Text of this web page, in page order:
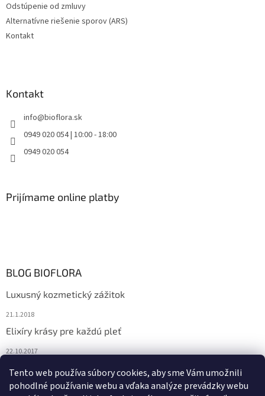
Tento web používa súbory cookies, aby sme Vám umožnili
pohodlné používanie webu a vďaka analýze prevádzky webu
Odstúpenie od zmluvy
Alternatívne riešenie sporov (ARS)
Kontakt
Kontakt
info@bioflora.sk
0949 020 054 | 10:00 - 18:00
0949 020 054
Prijímame online platby
BLOG BIOFLORA
Luxusný kozmetický zážitok
21.1.2018
Elixíry krásy pre každú pleť
22.10.2017
Spoznajte prírodnú kozmetiku Sante
10.10.2017